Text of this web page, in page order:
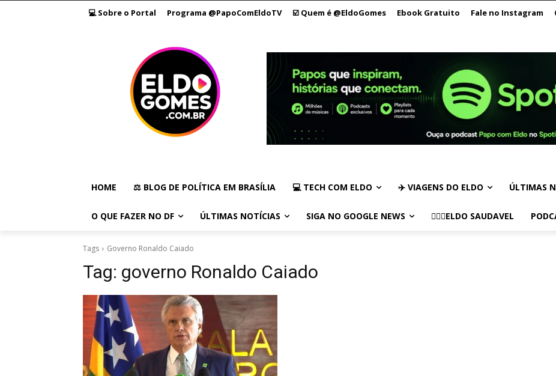
💻 Sobre o Portal Programa @PapoComEldoTV ☑️ Quem é @EldoGomes Ebook Gratuito Fale no Instagram
HOME ⚖️ BLOG DE POLÍTICA EM BRASÍLIA 💻 TECH COM ELDO ✈️ VIAGENS DO ELDO ÚLTIMAS
O QUE FAZER NO DF ÚLTIMAS NOTÍCIAS SIGA NO GOOGLE NEWS 🏃🏻‍♂️ELDO SAUDAVEL
Tags Governo Ronaldo Caiado
Tag: governo Ronaldo Caiado